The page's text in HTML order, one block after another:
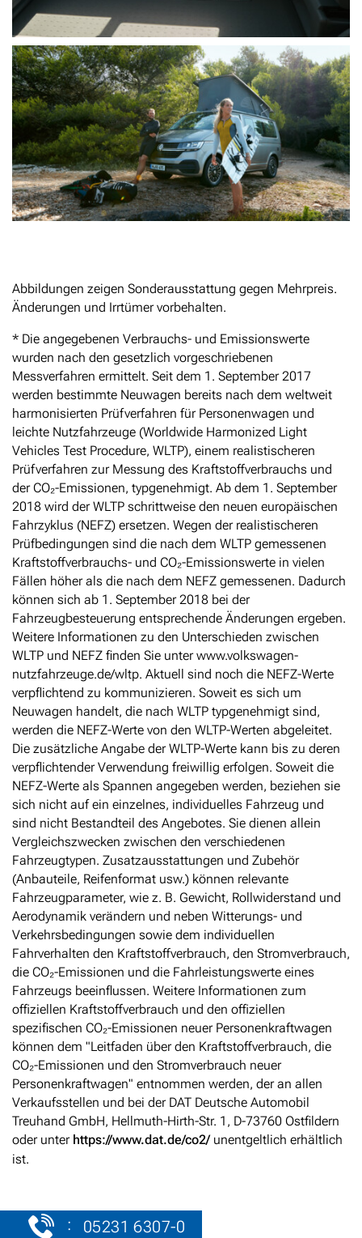
Abbildungen zeigen Sonderausstattung gegen Mehrpreis.
Änderungen und Irrtümer vorbehalten.
* Die angegebenen Verbrauchs- und Emissionswerte
wurden nach den gesetzlich vorgeschriebenen
Messverfahren ermittelt. Seit dem 1. September 2017
werden bestimmte Neuwagen bereits nach dem weltweit
harmonisierten Prüfverfahren für Personenwagen und
leichte Nutzfahrzeuge (Worldwide Harmonized Light
Vehicles Test Procedure, WLTP), einem realistischeren
Prüfverfahren zur Messung des Kraftstoffverbrauchs und
der CO₂-Emissionen, typgenehmigt. Ab dem 1. September
2018 wird der WLTP schrittweise den neuen europäischen
Fahrzyklus (NEFZ) ersetzen. Wegen der realistischeren
Prüfbedingungen sind die nach dem WLTP gemessenen
Kraftstoffverbrauchs- und CO₂-Emissionswerte in vielen
Fällen höher als die nach dem NEFZ gemessenen. Dadurch
können sich ab 1. September 2018 bei der
Fahrzeugbesteuerung entsprechende Änderungen ergeben.
Weitere Informationen zu den Unterschieden zwischen
WLTP und NEFZ finden Sie unter www.volkswagen-
nutzfahrzeuge.de/wltp. Aktuell sind noch die NEFZ-Werte
verpflichtend zu kommunizieren. Soweit es sich um
Neuwagen handelt, die nach WLTP typgenehmigt sind,
werden die NEFZ-Werte von den WLTP-Werten abgeleitet.
Die zusätzliche Angabe der WLTP-Werte kann bis zu deren
verpflichtender Verwendung freiwillig erfolgen. Soweit die
NEFZ-Werte als Spannen angegeben werden, beziehen sie
sich nicht auf ein einzelnes, individuelles Fahrzeug und
sind nicht Bestandteil des Angebotes. Sie dienen allein
Vergleichszwecken zwischen den verschiedenen
Fahrzeugtypen. Zusatzausstattungen und Zubehör
(Anbauteile, Reifenformat usw.) können relevante
Fahrzeugparameter, wie z. B. Gewicht, Rollwiderstand und
Aerodynamik verändern und neben Witterungs- und
Verkehrsbedingungen sowie dem individuellen
Fahrverhalten den Kraftstoffverbrauch, den Stromverbrauch,
die CO₂-Emissionen und die Fahrleistungswerte eines
Fahrzeugs beeinflussen. Weitere Informationen zum
offiziellen Kraftstoffverbrauch und den offiziellen
spezifischen CO₂-Emissionen neuer Personenkraftwagen
können dem "Leitfaden über den Kraftstoffverbrauch, die
CO₂-Emissionen und den Stromverbrauch neuer
Personenkraftwagen" entnommen werden, der an allen
Verkaufsstellen und bei der DAT Deutsche Automobil
Treuhand GmbH, Hellmuth-Hirth-Str. 1, D-73760 Ostfildern
oder unter https://www.dat.de/co2/unentgeltlich erhältlich
ist.
: 05231 6307-0